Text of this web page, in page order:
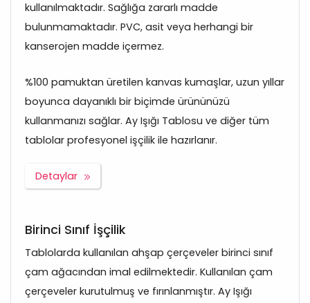
kullanılmaktadır. Sağlığa zararlı madde
bulunmamaktadır. PVC, asit veya herhangi bir
kanserojen madde içermez.
%100 pamuktan üretilen kanvas kumaşlar, uzun yıllar
boyunca dayanıklı bir biçimde ürününüzü
kullanmanızı sağlar. Ay Işığı Tablosu ve diğer tüm
tablolar profesyonel işçilik ile hazırlanır.
Detaylar
Birinci Sınıf İşçilik
Tablolarda kullanılan ahşap çerçeveler birinci sınıf
çam ağacından imal edilmektedir. Kullanılan çam
çerçeveler kurutulmuş ve fırınlanmıştır. Ay Işığı